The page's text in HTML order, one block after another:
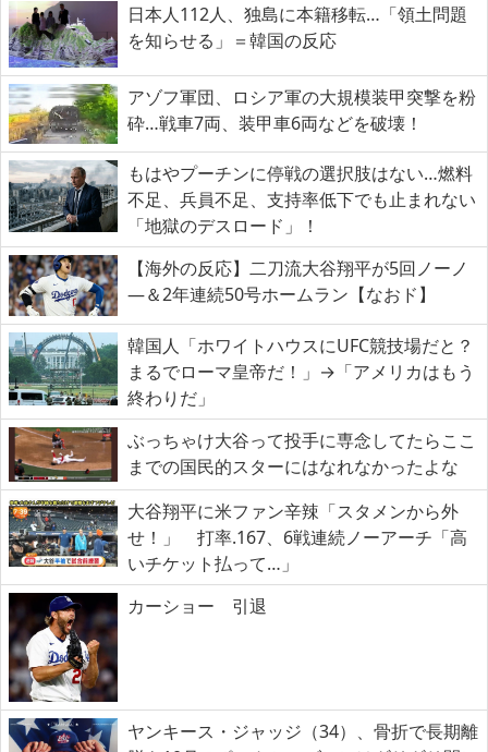
日本人112人、独島に本籍移転…「領土問題
を知らせる」＝韓国の反応
アゾフ軍団、ロシア軍の大規模装甲突撃を粉
砕…戦車7両、装甲車6両などを破壊！
もはやプーチンに停戦の選択肢はない…燃料
不足、兵員不足、支持率低下でも止まれない
「地獄のデスロード」！
【海外の反応】二刀流大谷翔平が5回ノーノ
―＆2年連続50号ホームラン【なおド】
韓国人「ホワイトハウスにUFC競技場だと？
まるでローマ皇帝だ！」→「アメリカはもう
終わりだ」
ぶっちゃけ大谷って投手に専念してたらここ
までの国民的スターにはなれなかったよな
大谷翔平に米ファン辛辣「スタメンから外
せ！」 打率.167、6戦連続ノーアーチ「高
いチケット払って…」
カーショー 引退
ヤンキース・ジャッジ（34）、骨折で長期離